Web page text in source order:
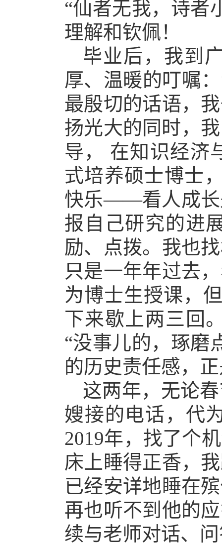
“仙者无我，诗者
理解和钦佩！
毕业后，我到
厚、温暖的叮嘱
最殷切的话语，
扬光大的同时，
导， 在知识经济
式培养硕士博士
快乐——看人成长
报自己研究的进
励、点拨。我也
只是一年年过去
为博士生授课，
下来歇上两三回
“没事儿的，琢磨
的历史责任感，
这两年，无论
嫂接的电话，代
2019年，找了个
床上睡得正香，
已经安详地睡在
再也听不到他的
续与老师对话、